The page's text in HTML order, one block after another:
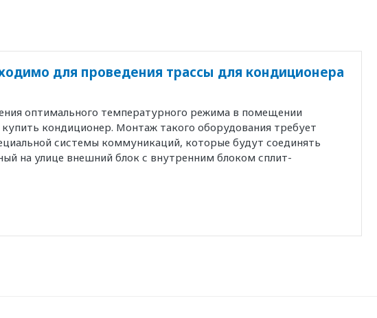
для проведения трассы для кондиционера
оптимального температурного режима в помещении
кондиционер. Монтаж такого оборудования требует
системы коммуникаций, которые будут соединять
на улице внешний блок с внутренним блоком сплит-